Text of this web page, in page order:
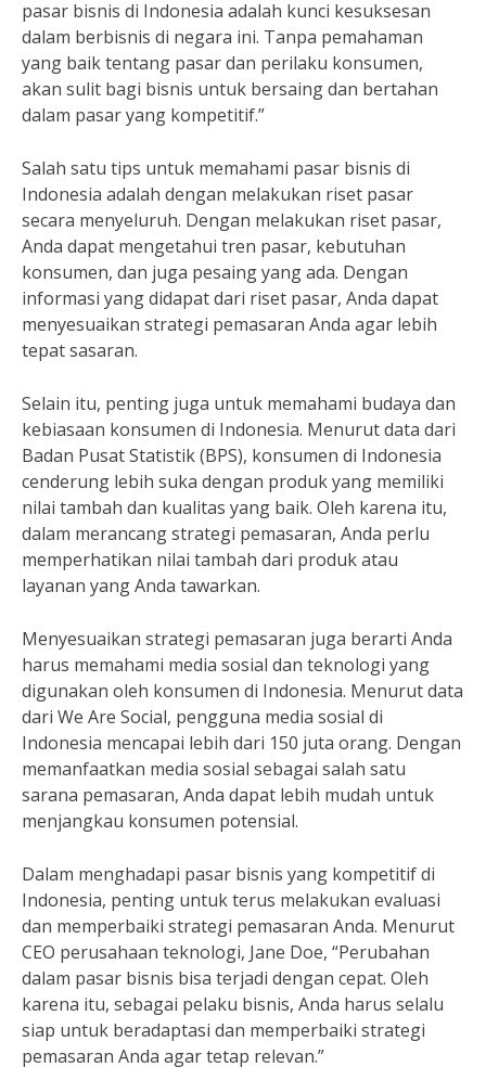
pasar bisnis di Indonesia adalah kunci kesuksesan
dalam berbisnis di negara ini. Tanpa pemahaman
yang baik tentang pasar dan perilaku konsumen,
akan sulit bagi bisnis untuk bersaing dan bertahan
dalam pasar yang kompetitif.”
Salah satu tips untuk memahami pasar bisnis di
Indonesia adalah dengan melakukan riset pasar
secara menyeluruh. Dengan melakukan riset pasar,
Anda dapat mengetahui tren pasar, kebutuhan
konsumen, dan juga pesaing yang ada. Dengan
informasi yang didapat dari riset pasar, Anda dapat
menyesuaikan strategi pemasaran Anda agar lebih
tepat sasaran.
Selain itu, penting juga untuk memahami budaya dan
kebiasaan konsumen di Indonesia. Menurut data dari
Badan Pusat Statistik (BPS), konsumen di Indonesia
cenderung lebih suka dengan produk yang memiliki
nilai tambah dan kualitas yang baik. Oleh karena itu,
dalam merancang strategi pemasaran, Anda perlu
memperhatikan nilai tambah dari produk atau
layanan yang Anda tawarkan.
Menyesuaikan strategi pemasaran juga berarti Anda
harus memahami media sosial dan teknologi yang
digunakan oleh konsumen di Indonesia. Menurut data
dari We Are Social, pengguna media sosial di
Indonesia mencapai lebih dari 150 juta orang. Dengan
memanfaatkan media sosial sebagai salah satu
sarana pemasaran, Anda dapat lebih mudah untuk
menjangkau konsumen potensial.
Dalam menghadapi pasar bisnis yang kompetitif di
Indonesia, penting untuk terus melakukan evaluasi
dan memperbaiki strategi pemasaran Anda. Menurut
CEO perusahaan teknologi, Jane Doe, “Perubahan
dalam pasar bisnis bisa terjadi dengan cepat. Oleh
karena itu, sebagai pelaku bisnis, Anda harus selalu
siap untuk beradaptasi dan memperbaiki strategi
pemasaran Anda agar tetap relevan.”